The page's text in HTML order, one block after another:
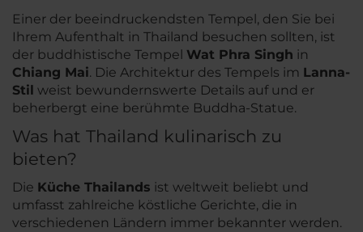
Einer der beeindruckendsten Tempel, den Sie bei
Ihrem Aufenthalt in Thailand besuchen sollten, ist
der buddhistische Tempel Wat Phra Singh in
Chiang Mai. Die Architektur des Tempels im Lanna-
Stil weist bewundernswerte Details auf und er
beherbergt eine berühmte Buddha-Statue.
Was hat Thailand kulinarisch zu
bieten?
Die Küche Thailands ist weltweit beliebt und
umfasst zahlreiche köstliche Gerichte, die in
verschiedenen Ländern immer bekannter werden.